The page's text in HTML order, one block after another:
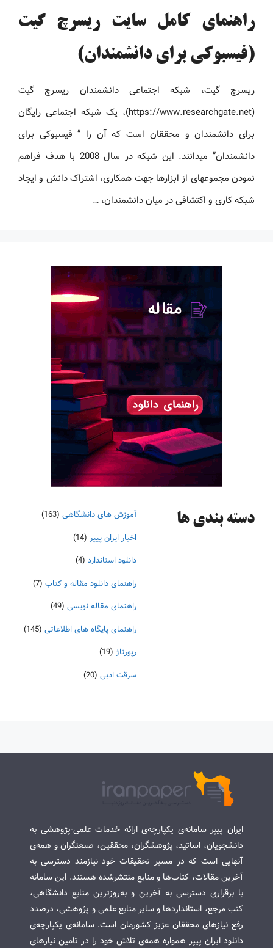
راهنمای کامل سایت ریسرچ گیت
(فیسبوکی برای دانشمندان)
ریسرچ ‏گیت، شبکه اجتماعی دانشمندان ریسرچ ‏گیت
(https://www.researchgate.net)، یک شبکه اجتماعی رایگان
برای دانشمندان و محققان است که آن را ” ‏فیسبوکی برای
دانشمندان” می‏دانند. این شبکه در سال 2008 با هدف فراهم
نمودن مجموعه‏ای از ابزارها جهت همکاری، اشتراک دانش و ایجاد
شبکه کاری و اکتشافی در میان دانشمندان، …
دسته‌ بندی ها آموزش های دانشگاهی (163)
اخبار ایران پیپر (14)
دانلود استاندارد (4)
راهنمای دانلود مقاله و کتاب (7)
راهنمای مقاله نویسی (49)
راهنمای پایگاه های اطلاعاتی (145)
رپورتاژ (19)
سرقت ادبی (20)
ایران پیپر سامانه‌ی یکپارچه‌ی ارائه خدمات علمی-پژوهشی به
دانشجویان، اساتید، پژوهشگران، محققین، صنعتگران و همه‌ی
آنهایی است که در مسیر تحقیقات خود نیازمند دسترسی به
آخرین مقالات، کتاب‌ها و منابع منتشرشده هستند. این سامانه
با برقراری دسترسی به آخرین و به‌روزترین منابع دانشگاهی،
کتب مرجع، استانداردها و سایر منابع علمی و پژوهشی، درصدد
رفع نیازهای محققان عزیز کشورمان است. سامانه‌ی یکپارچه‌ی
دانلود ایران پیپر همواره همه‌ی تلاش خود را در تامین نیازهای